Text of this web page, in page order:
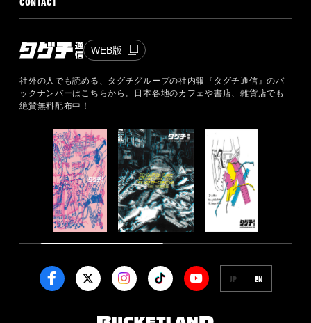
WEB版
社外の人でも読める、タグチグループの社内報『タグチ通信』のバ
ックナンバーはこちらから。
日本各地のカフェや書店、雑貨店でも
絶賛無料配布中！
JP EN